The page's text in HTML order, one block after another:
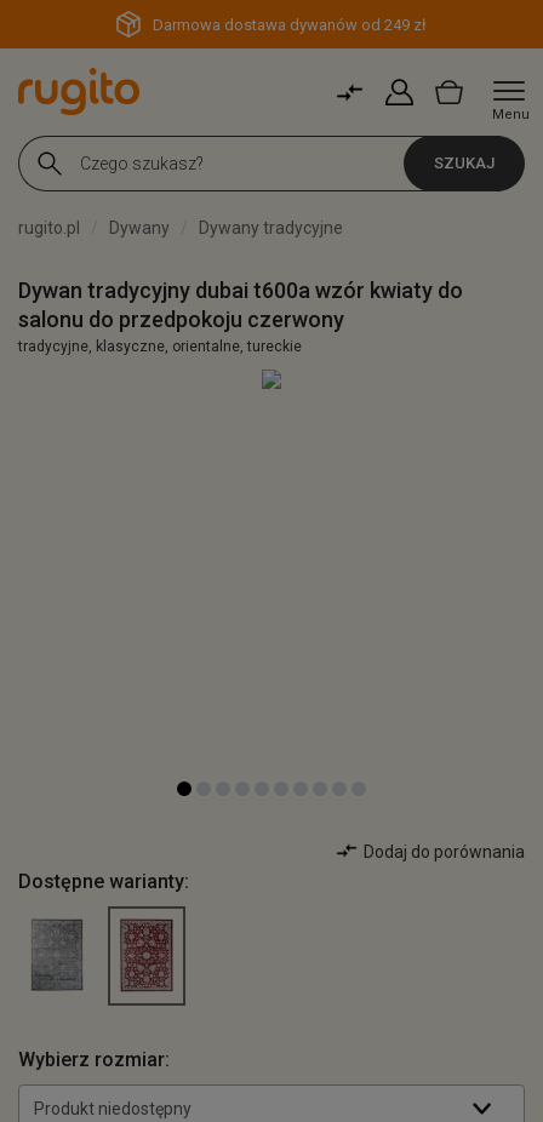
Darmowa dostawa dywanów od 249 zł
Menu
SZUKAJ
rugito.pl Dywany Dywany tradycyjne
Dywan tradycyjny dubai t600a wzór kwiaty do
salonu do przedpokoju czerwony
tradycyjne, klasyczne, orientalne, tureckie
Dodaj do porównania
Dostępne warianty:
Wybierz rozmiar:
Produkt niedostępny